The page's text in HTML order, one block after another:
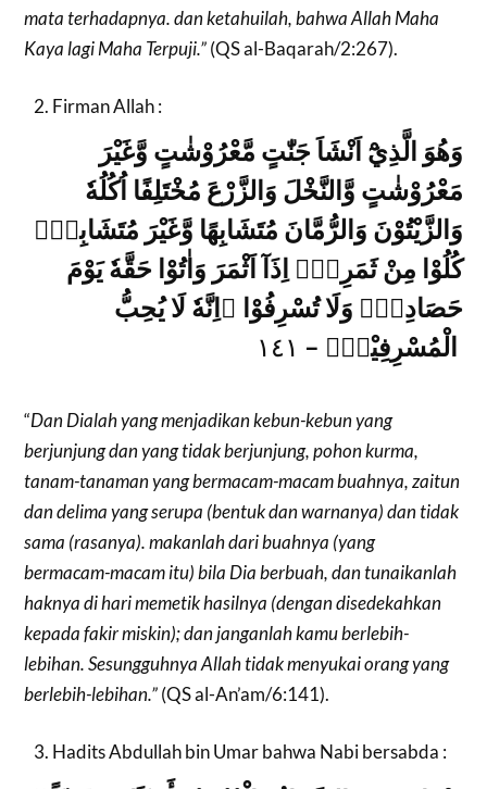
mata terhadapnya. dan ketahuilah, bahwa Allah Maha
Kaya lagi Maha Terpuji.”(QS al-Baqarah/2:267).
Firman Allah :
وَهُوَ الَّذِيْٓ اَنْشَاَ جَنّٰتٍ مَّعْرُوْشٰتٍ وَّغَيْرَ
مَعْرُوْشٰتٍ وَّالنَّخْلَ وَالزَّرْعَ مُخْتَلِفًا اُكُلُهٗ
وَالزَّيْتُوْنَ وَالرُّمَّانَ مُتَشَابِهًا وَّغَيْرَ مُتَشَابِهٍۗ
كُلُوْا مِنْ ثَمَرِهٖٓ اِذَآ اَثْمَرَ وَاٰتُوْا حَقَّهٗ يَوْمَ
حَصَادِهٖۖ وَلَا تُسْرِفُوْا ۗاِنَّهٗ لَا يُحِبُّ
الْمُسْرِفِيْنَۙ –
“Dan Dialah yang menjadikan kebun-kebun yang
berjunjung dan yang tidak berjunjung, pohon kurma,
tanam-tanaman yang bermacam-macam buahnya, zaitun
dan delima yang serupa (bentuk dan warnanya) dan tidak
sama (rasanya). makanlah dari buahnya (yang
bermacam-macam itu) bila Dia berbuah, dan tunaikanlah
haknya di hari memetik hasilnya (dengan disedekahkan
kepada fakir miskin); dan janganlah kamu berlebih-
lebihan. Sesungguhnya Allah tidak menyukai orang yang
berlebih-lebihan.”(QS al-An’am/6:141).
Hadits Abdullah bin Umar bahwa Nabi bersabda :